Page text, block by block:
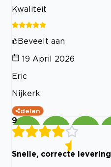
Kwaliteit
Beveelt aan
19 April 2026
Eric
Nijkerk
delen
9
Snelle, correcte levering